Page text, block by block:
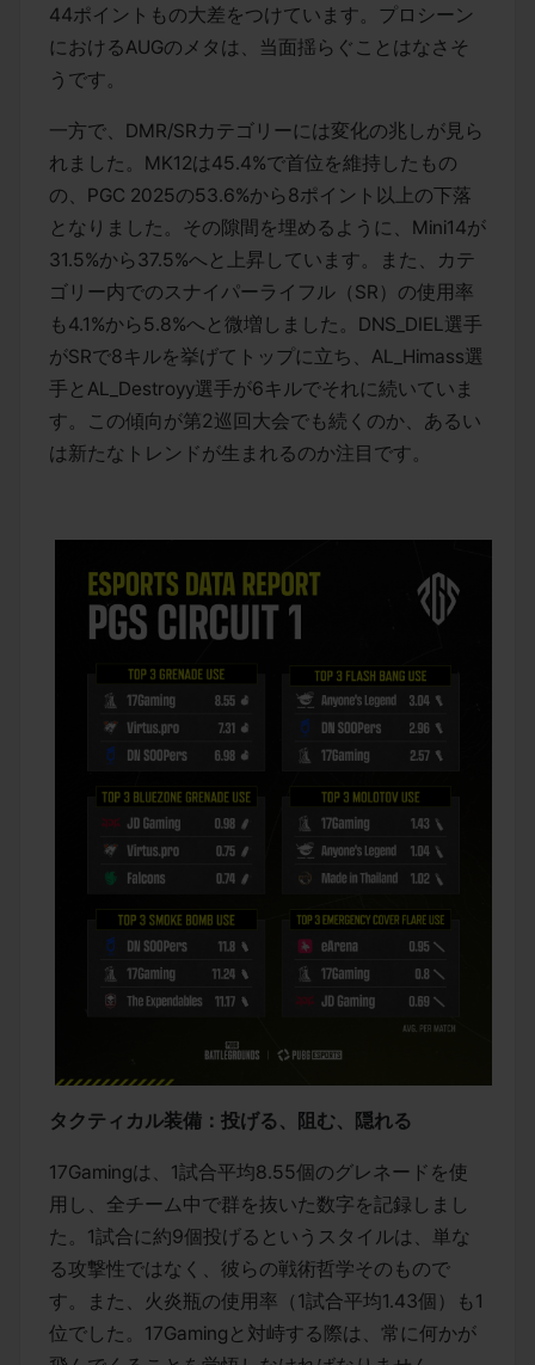
44ポイントもの大差をつけています。プロシーン
におけるAUGのメタは、当面揺らぐことはなさそ
うです。
一方で、DMR/SRカテゴリーには変化の兆しが見ら
れました。MK12は45.4%で首位を維持したもの
の、PGC 2025の53.6%から8ポイント以上の下落
となりました。その隙間を埋めるように、Mini14が
31.5%から37.5%へと上昇しています。また、カテ
ゴリー内でのスナイパーライフル（SR）の使用率
も4.1%から5.8%へと微増しました。DNS_DIEL選手
がSRで8キルを挙げてトップに立ち、AL_Himass選
手とAL_Destroyy選手が6キルでそれに続いていま
す。この傾向が第2巡回大会でも続くのか、あるい
は新たなトレンドが生まれるのか注目です。
タクティカル装備：投げる、阻む、隠れる
17Gamingは、1試合平均8.55個のグレネードを使
用し、全チーム中で群を抜いた数字を記録しまし
た。1試合に約9個投げるというスタイルは、単な
る攻撃性ではなく、彼らの戦術哲学そのもので
す。また、火炎瓶の使用率（1試合平均1.43個）も1
位でした。17Gamingと対峙する際は、常に何かが